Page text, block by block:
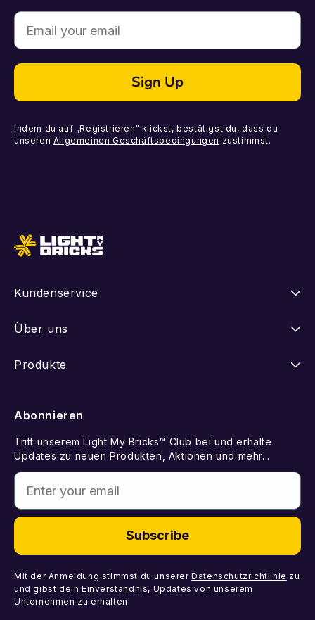
Email
Sign Up
Indem du auf „Registrieren" klickst, bestätigst du, dass du
unseren Allgemeinen Geschäftsbedingungen zustimmst.
Kundenservice
Anleitungen
Withdraw from Contract
Kontakt
Fehlende Komponenten
Fehlerhafte Komponenten
Über uns
Unsere Geschichte
LEGO Set vorschlagen
Geschenkkarte
Produkte
Demnächst erhältlich
Licht-Kits
DIY-Lichtpakete
Komponenten
Abonnieren
Tritt unserem Light My Bricks™ Club bei und erhalte
Updates zu neuen Produkten, Aktionen und mehr...
Enter your email
Subscribe
Mit der Anmeldung stimmst du unsererDatenschutzrichtlinie zu
und gibst dein Einverständnis, Updates von unserem
Unternehmen zu erhalten.